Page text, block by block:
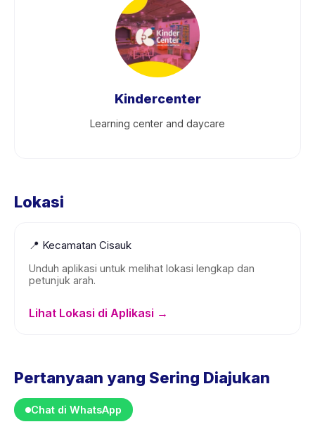
Kindercenter
Learning center and daycare
Lokasi
📍 Kecamatan Cisauk
Unduh aplikasi untuk melihat lokasi lengkap dan
petunjuk arah.
Lihat Lokasi di Aplikasi →
Pertanyaan yang Sering Diajukan
Chat di WhatsApp